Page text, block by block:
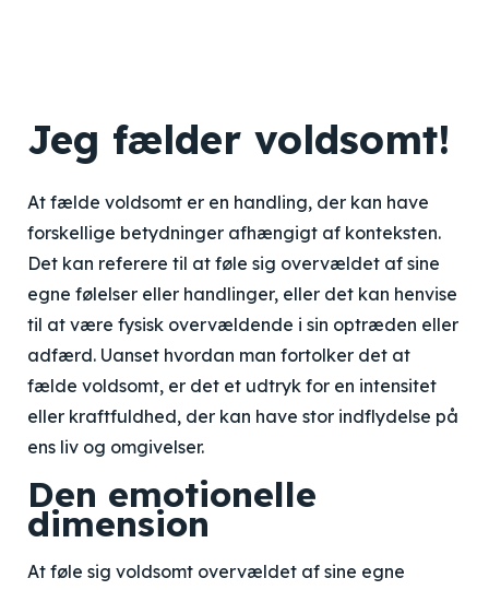
Jeg fælder voldsomt!
At fælde voldsomt er en handling, der kan have
forskellige betydninger afhængigt af konteksten.
Det kan referere til at føle sig overvældet af sine
egne følelser eller handlinger, eller det kan henvise
til at være fysisk overvældende i sin optræden eller
adfærd. Uanset hvordan man fortolker det at
fælde voldsomt, er det et udtryk for en intensitet
eller kraftfuldhed, der kan have stor indflydelse på
ens liv og omgivelser.
Den emotionelle
dimension
At føle sig voldsomt overvældet af sine egne